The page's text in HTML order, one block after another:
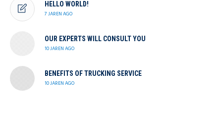
HELLO WORLD!
7 JAREN AGO
OUR EXPERTS WILL CONSULT YOU
10 JAREN AGO
BENEFITS OF TRUCKING SERVICE
10 JAREN AGO